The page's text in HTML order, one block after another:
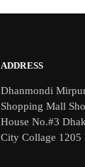
ADDRESS
Dhanmondi
Shopping Mall
House No.#3
City Collage 1205